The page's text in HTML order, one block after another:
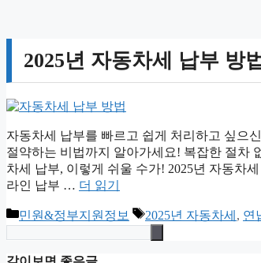
2025년 자동차세 납부 방
자동차세 납부를 빠르고 쉽게 처리하고 싶으
절약하는 비법까지 알아가세요! 복잡한 절차
차세 납부, 이렇게 쉬울 수가! 2025년 자동차
라인 납부 … 더 읽기
카
테
민원&정부지원정보
태
그
2025년 자동차세 , 연